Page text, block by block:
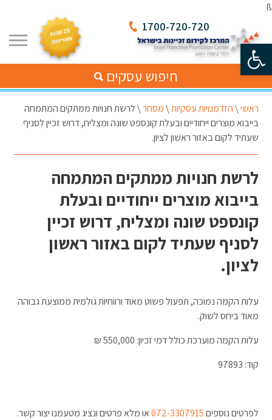
פתח סרגל נגישות
ß
1700-720-720
חיפוש עסקים
ראשי\הזדמנויות עסקיות\מסחר\לרשת חנויות ממתקים המתמחה
בייבוא מוצרים ייחודיים ובעלת קונספט שונה ומצליח, דרוש זכיין לסניף
שעתיד לקום באזור ראשון לציון.
לרשת חנויות ממתקים המתמחה
בייבוא מוצרים ייחודיים ובעלת
קונספט שונה ומצליח, דרוש זכיין
לסניף שעתיד לקום באזור ראשון
לציון.
עלות הקמה נמוכה, תפעול פשוט מאוד ורווחיות גולמית ממוצעת גבוהה
מאוד ביחס לשוק.
עלות הקמה מוערכת כולל דמי זכיון: 550,000 ₪
קוד: 97893
לפרטים נוספים072-3307915או מלא פרטים ונציג מטעמנו יצור קשר.